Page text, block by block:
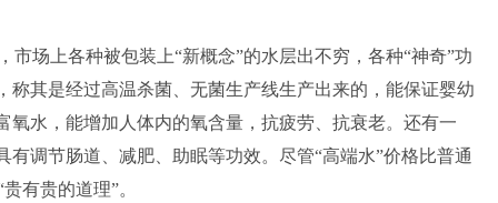
上各种被包装上“新概念”的水层出不穷，各种“神奇”功
称其是经过高温杀菌、无菌生产线生产出来的，能保证婴幼
氧水，能增加人体内的氧含量，抗疲劳、抗衰老。还有一
调节肠道、减肥、助眠等功效。尽管“高端水”价格比普通
有贵的道理”。